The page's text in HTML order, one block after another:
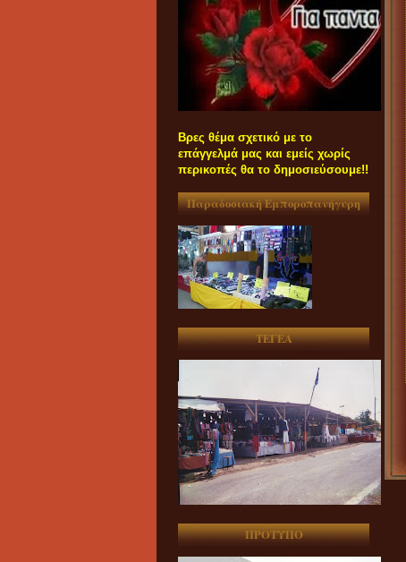
Βρες θέμα σχετικό με το
επάγγελμά μας και εμείς χωρίς
περικοπές θα το δημοσιεύσουμε!!
Παραδοσιακή Εμποροπανήγυρη
ΤΕΓΕΑ
ΠΡΟΤΥΠΟ